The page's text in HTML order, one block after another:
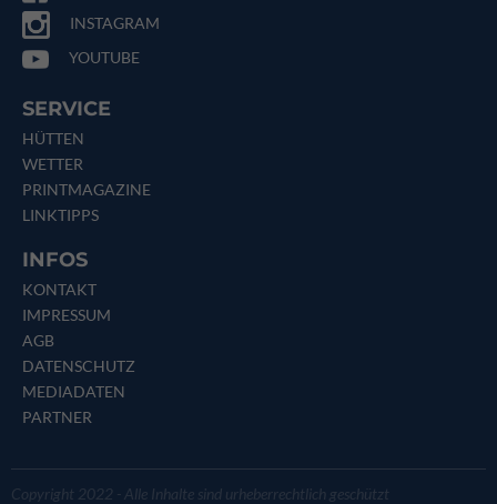
INSTAGRAM
YOUTUBE
SERVICE
HÜTTEN
WETTER
PRINTMAGAZINE
LINKTIPPS
INFOS
KONTAKT
IMPRESSUM
AGB
DATENSCHUTZ
MEDIADATEN
PARTNER
Copyright 2022 - Alle Inhalte sind urheberrechtlich geschützt